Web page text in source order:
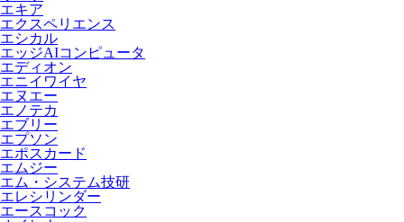
エキア
エクスペリエンス
エシカル
エッジAIコンピュータ
エディオン
エニイワイヤ
エヌエー
エノテカ
エブリー
エプソン
エポスカード
エムジー
エム・システム技研
エレシリンダー
エースコック